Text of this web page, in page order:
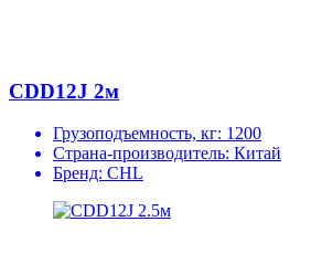
CDD12J 2м
Грузоподъемность, кг: 1200
Страна-производитель: Китай
Бренд: CHL